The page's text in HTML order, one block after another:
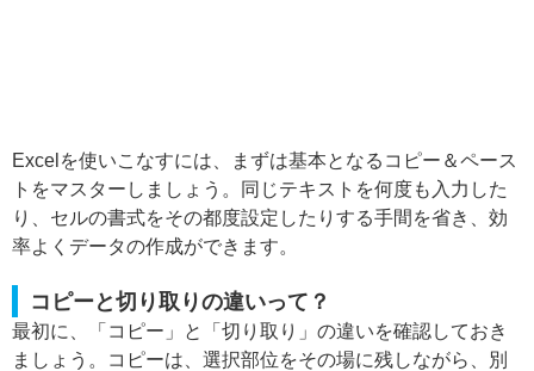
Excelを使いこなすには、まずは基本となるコピー＆ペース
トをマスターしましょう。同じテキストを何度も入力した
り、セルの書式をその都度設定したりする手間を省き、効
率よくデータの作成ができます。
コピーと切り取りの違いって？
最初に、「コピー」と「切り取り」の違いを確認しておき
ましょう。コピーは、選択部位をその場に残しながら、別